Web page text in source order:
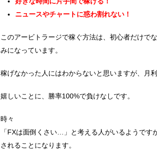
ニュースやチャートに惑わ割れない！
このアービトラージで稼ぐ方法は、初心者だけで
みになっています。
稼げなかった人にはわからないと思いますが、月
嬉しいことに、勝率100%で負けなしです。
時々
「FXは面倒くさい…」と考える人がいるようで
されることになります。